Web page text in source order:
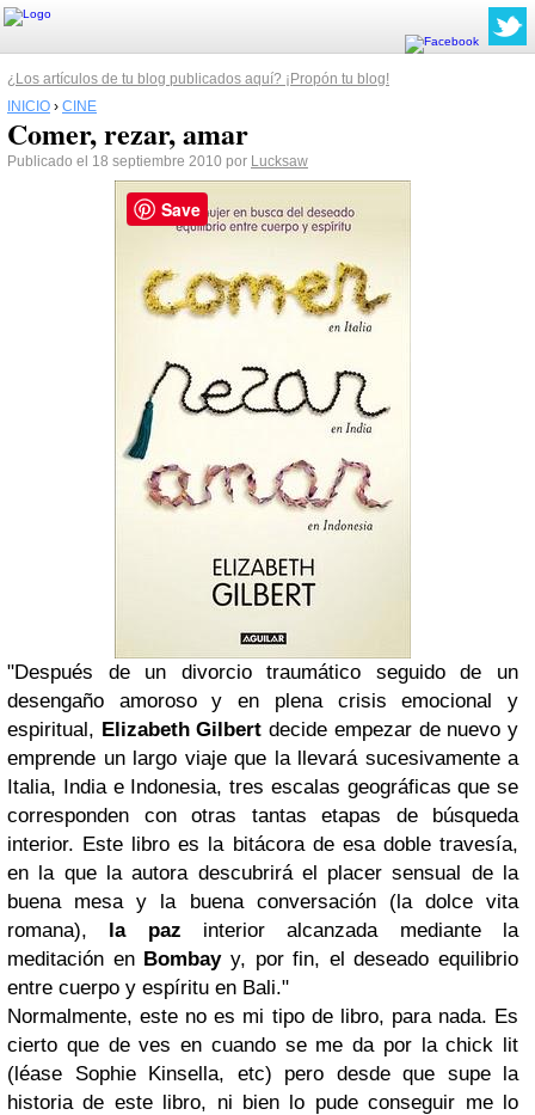
¿Los artículos de tu blog publicados aquí? ¡Propón tu blog!
INICIO › CINE
Comer, rezar, amar
Publicado el 18 septiembre 2010 por Lucksaw
"Después de un divorcio traumático seguido de un
desengaño amoroso y en plena crisis emocional y
espiritual, Elizabeth Gilbert decide empezar de nuevo y
emprende un largo viaje que la llevará sucesivamente a
Italia, India e Indonesia, tres escalas geográficas que se
corresponden con otras tantas etapas de búsqueda
interior. Este libro es la bitácora de esa doble travesía,
en la que la autora descubrirá el placer sensual de la
buena mesa y la buena conversación (la dolce vita
romana), la paz interior alcanzada mediante la
meditación en Bombayy, por fin, el deseado equilibrio
entre cuerpo y espíritu en Bali."
Normalmente, este no es mi tipo de libro, para nada. Es
cierto que de ves en cuando se me da por lachick lit
(léase Sophie Kinsella, etc) pero desde que supe la
historia de este libro, ni bien lo pude conseguir me lo
Save